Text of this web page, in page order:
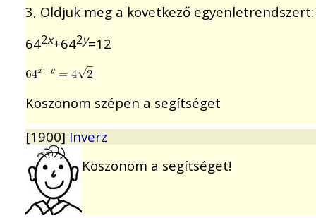
3, Oldjuk meg a következő egyenletrendszert:
642x+642y=12
Köszönöm szépen a segítséget
[1900] Inverz
Köszönöm a segítséget!